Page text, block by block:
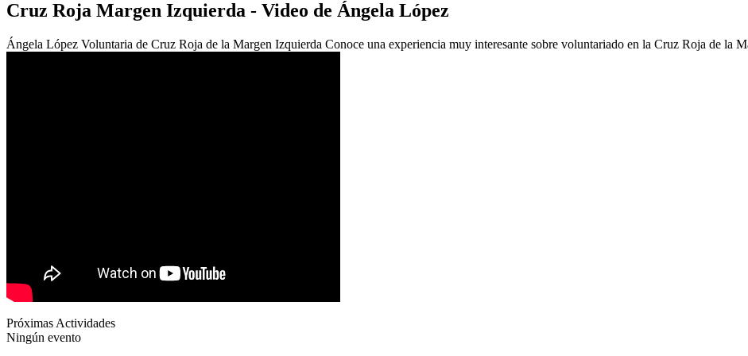
Cruz Roja Margen Izquierda - Video de Ángela López
Ángela López Voluntaria de Cruz Roja de la Margen Izquierda Conoce una experiencia muy interesante sobre voluntariado en la Cruz Roja de la
Próximas Actividades
Ningún evento